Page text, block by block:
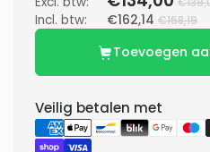
Incl. btw: €162,14 €168,19
Toevoegen
Veilig betalen met